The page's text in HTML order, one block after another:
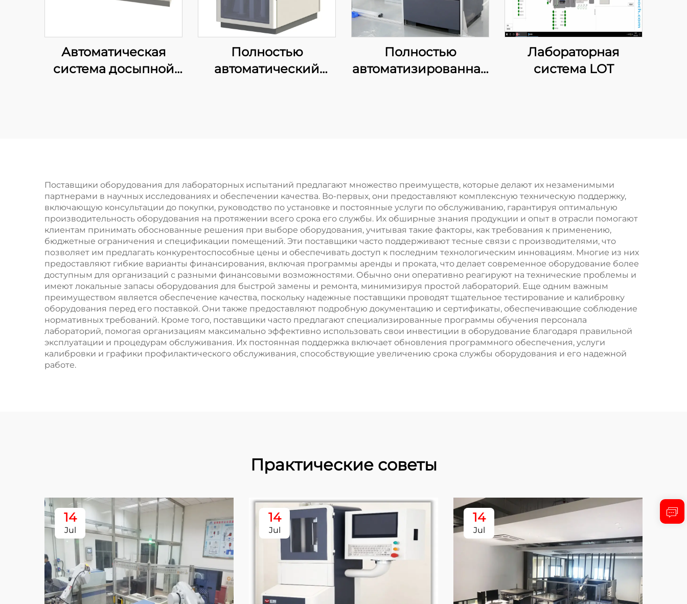
Автоматическая
система досыпной
Полностью
автоматический
Полностью
автоматизированная
Лабораторная
система LOT
Поставщики оборудования для лабораторных испытаний предлагают множество преимуществ, которые делают их незаменимыми
партнерами в научных исследованиях и обеспечении качества. Во-первых, они предоставляют комплексную техническую поддержку,
включающую консультации до покупки, руководство по установке и постоянные услуги по обслуживанию, гарантируя оптимальную
производительность оборудования на протяжении всего срока его службы. Их обширные знания продукции и опыт в отрасли помогают
клиентам принимать обоснованные решения при выборе оборудования, учитывая такие факторы, как требования к применению,
бюджетные ограничения и спецификации помещений. Эти поставщики часто поддерживают тесные связи с производителями, что
позволяет им предлагать конкурентоспособные цены и обеспечивать доступ к последним технологическим инновациям. Многие из них
предоставляют гибкие варианты финансирования, включая программы аренды и проката, что делает современное оборудование более
доступным для организаций с разными финансовыми возможностями. Обычно они оперативно реагируют на технические проблемы и
имеют локальные запасы оборудования для быстрой замены и ремонта, минимизируя простой лабораторий. Еще одним важным
преимуществом является обеспечение качества, поскольку надежные поставщики проводят тщательное тестирование и калибровку
оборудования перед его поставкой. Они также предоставляют подробную документацию и сертификаты, обеспечивающие соблюдение
нормативных требований. Кроме того, поставщики часто предлагают специализированные программы обучения персонала
лабораторий, помогая организациям максимально эффективно использовать свои инвестиции в оборудование благодаря правильной
эксплуатации и процедурам обслуживания. Их постоянная поддержка включает обновления программного обеспечения, услуги
калибровки и графики профилактического обслуживания, способствующие увеличению срока службы оборудования и его надежной
работе.
Практические советы
14
Jul
14
Jul
14
Jul